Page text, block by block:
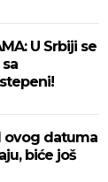
U Srbiji se
ovog datuma
biće još